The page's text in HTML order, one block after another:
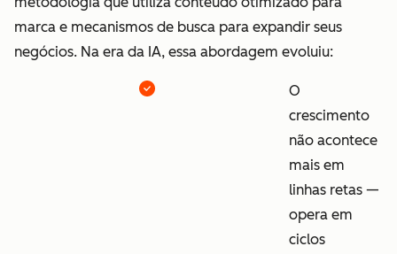
marca e mecanismos de busca para expandir seus
negócios. Na era da IA, essa abordagem evoluiu:
O
crescimento
não acontece
mais em
linhas retas —
opera em
ciclos